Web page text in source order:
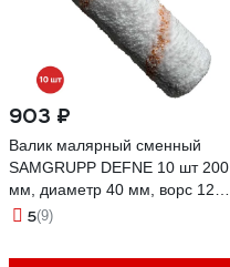
903 ₽
Валик малярный сменный
SAMGRUPP DEFNE 10 шт 200
мм, диаметр 40 мм, ворс 12
мм иск.мех, бюгель 8 мм
5(9)